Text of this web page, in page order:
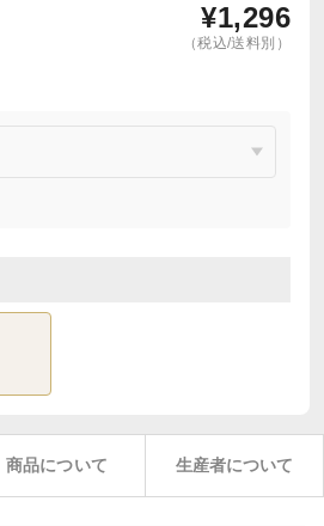
¥1,296
（税込/送料別）
商品について 生産者について